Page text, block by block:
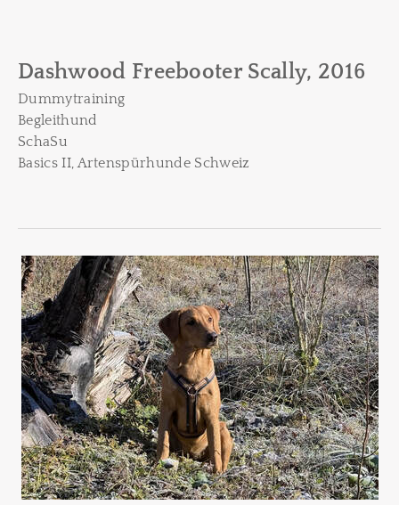
Dashwood Freebooter Scally, 2016
Dummytraining
Begleithund
SchaSu
Basics II, Artenspürhunde Schweiz